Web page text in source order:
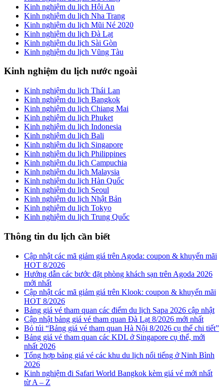
Kinh nghiệm du lịch Hội An
Kinh nghiệm du lịch Nha Trang
Kinh nghiệm du lịch Mũi Né 2020
Kinh nghiệm du lịch Đà Lạt
Kinh nghiệm du lịch Sài Gòn
Kinh nghiệm du lịch Vũng Tàu
Kinh nghiệm du lịch nước ngoài
Kinh nghiệm du lịch Thái Lan
Kinh nghiệm du lịch Bangkok
Kinh nghiệm du lịch Chiang Mai
Kinh nghiệm du lịch Phuket
Kinh nghiệm du lịch Indonesia
Kinh nghiệm du lịch Bali
Kinh nghiệm du lịch Singapore
Kinh nghiệm du lịch Philippines
Kinh nghiệm du lịch Campuchia
Kinh nghiệm du lịch Malaysia
Kinh nghiệm du lịch Hàn Quốc
Kinh nghiệm du lịch Seoul
Kinh nghiệm du lịch Nhật Bản
Kinh nghiệm du lịch Tokyo
Kinh nghiệm du lịch Trung Quốc
Thông tin du lịch cần biết
Cập nhật các mã giảm giá trên Agoda: coupon & khuyến mãi
HOT 8/2026
Hướng dẫn các bước đặt phòng khách sạn trên Agoda 2026
mới nhất
Cập nhật các mã giảm giá trên Klook: coupon & khuyến mãi
HOT 8/2026
Bảng giá vé tham quan các điểm du lịch Sapa 2026 cập nhật
Cập nhật bảng giá vé tham quan Đà Lạt 8/2026 mới nhất
Bỏ túi “Bảng giá vé tham quan Hà Nội 8/2026 cụ thể chi tiết”
Bảng giá vé tham quan các KDL ở Singapore cụ thể, mới
nhất 2026
Tổng hợp bảng giá vé các khu du lịch nổi tiếng ở Ninh Bình
2026
Kinh nghiệm đi Safari World Bangkok kèm giá vé mới nhất
từ A – Z